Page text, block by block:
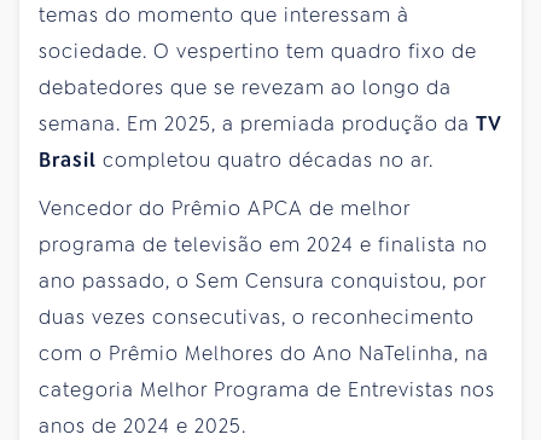
temas do momento que interessam à
sociedade. O vespertino tem quadro fixo de
debatedores que se revezam ao longo da
semana. Em 2025, a premiada produção da TV
Brasil completou quatro décadas no ar.
Vencedor do Prêmio APCA de melhor
programa de televisão em 2024 e finalista no
ano passado, o Sem Censura conquistou, por
duas vezes consecutivas, o reconhecimento
com o Prêmio Melhores do Ano NaTelinha, na
categoria Melhor Programa de Entrevistas nos
anos de 2024 e 2025.